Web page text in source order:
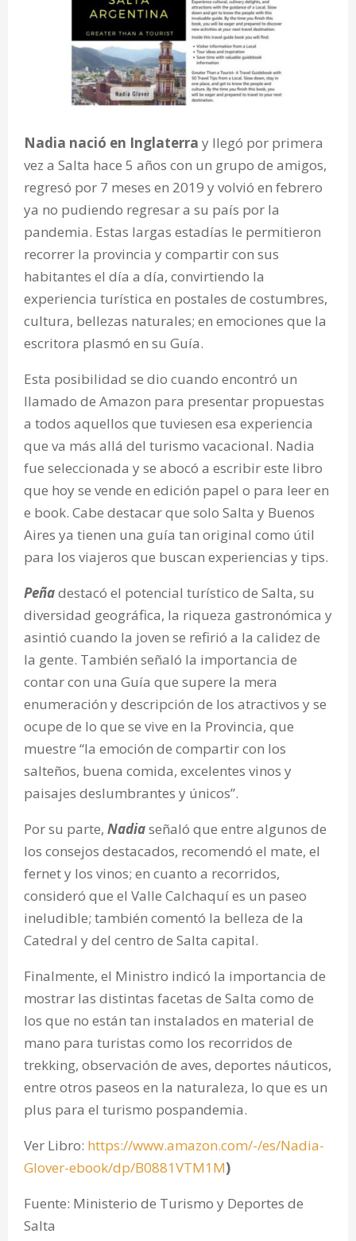
Nadia nació en Inglaterra y llegó por primera
vez a Salta hace 5 años con un grupo de amigos,
regresó por 7 meses en 2019 y volvió en febrero
ya no pudiendo regresar a su país por la
pandemia. Estas largas estadías le permitieron
recorrer la provincia y compartir con sus
habitantes el día a día, convirtiendo la
experiencia turística en postales de costumbres,
cultura, bellezas naturales; en emociones que la
escritora plasmó en su Guía.
Esta posibilidad se dio cuando encontró un
llamado de Amazon para presentar propuestas
a todos aquellos que tuviesen esa experiencia
que va más allá del turismo vacacional. Nadia
fue seleccionada y se abocó a escribir este libro
que hoy se vende en edición papel o para leer en
e book. Cabe destacar que solo Salta y Buenos
Aires ya tienen una guía tan original como útil
para los viajeros que buscan experiencias y tips.
Peñadestacó el potencial turístico de Salta, su
diversidad geográfica, la riqueza gastronómica y
asintió cuando la joven se refirió a la calidez de
la gente. También señaló la importancia de
contar con una Guía que supere la mera
enumeración y descripción de los atractivos y se
ocupe de lo que se vive en la Provincia, que
muestre “la emoción de compartir con los
salteños, buena comida, excelentes vinos y
paisajes deslumbrantes y únicos”.
Por su parte, Nadiaseñaló que entre algunos de
los consejos destacados, recomendó el mate, el
fernet y los vinos; en cuanto a recorridos,
consideró que el Valle Calchaquí es un paseo
ineludible; también comentó la belleza de la
Catedral y del centro de Salta capital.
Finalmente, el Ministro indicó la importancia de
mostrar las distintas facetas de Salta como de
los que no están tan instalados en material de
mano para turistas como los recorridos de
trekking, observación de aves, deportes náuticos,
entre otros paseos en la naturaleza, lo que es un
plus para el turismo pospandemia.
Ver Libro: https://www.amazon.com/-/es/Nadia-
Glover-ebook/dp/B0881VTM1M)
Fuente: Ministerio de Turismo y Deportes de
Salta